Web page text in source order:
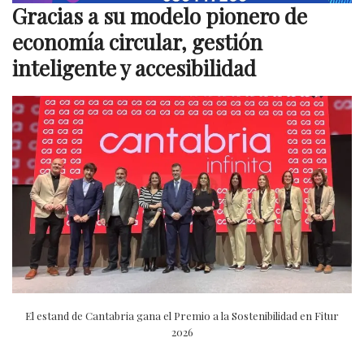
Gracias a su modelo pionero de
economía circular, gestión
inteligente y accesibilidad
El estand de Cantabria gana el Premio a la Sostenibilidad en Fitur
2026